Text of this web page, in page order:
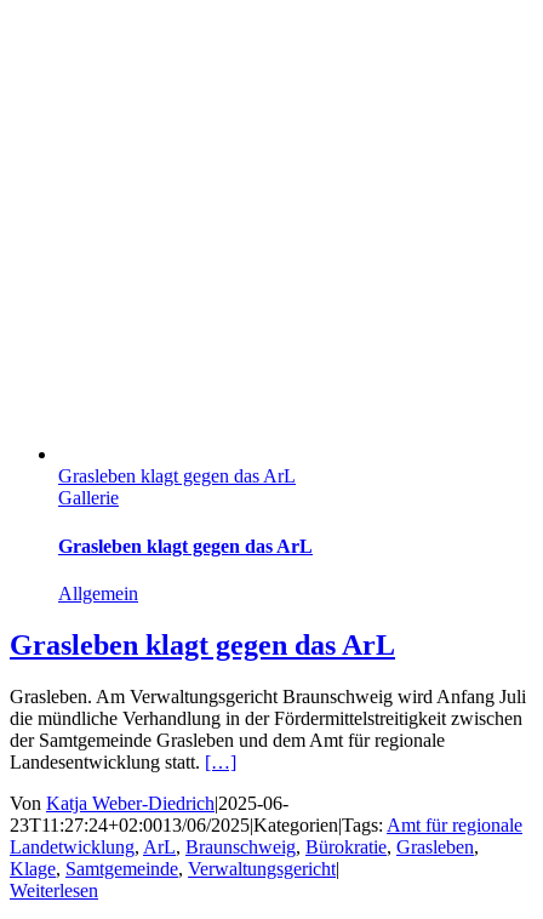
Grasleben klagt gegen das ArL
Gallerie
Grasleben klagt gegen das ArL
Allgemein
Grasleben klagt gegen das ArL
Grasleben. Am Verwaltungsgericht Braunschweig wird Anfang Juli
die mündliche Verhandlung in der Fördermittelstreitigkeit zwischen
der Samtgemeinde Grasleben und dem Amt für regionale
Landesentwicklung statt. […]
Von Katja Weber-Diedrich|2025-06-
23T11:27:24+02:0013/06/2025|Kategorien|Tags: Amt für regionale
Landetwicklung, ArL, Braunschweig, Bürokratie, Grasleben,
Klage, Samtgemeinde, Verwaltungsgericht|
Weiterlesen